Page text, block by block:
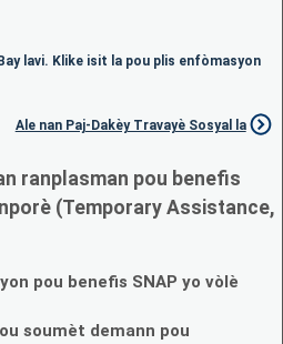
lavi. Klike isit la pou plis enfòmasyon
Ale nan Paj-Dakèy Travayè Sosyal la
ranplasman pou benefis
(Temporary Assistance,
pou benefis SNAP yo vòlè
soumèt demann pou